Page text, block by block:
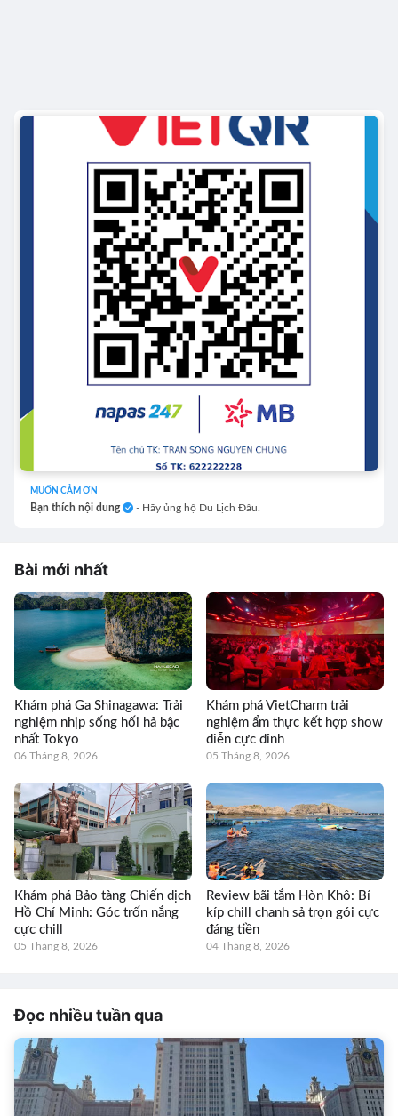
MUỐN CẢM ƠN
Bạn thích nội dung - Hãy ủng hộ Du Lịch Đâu.
Bài mới nhất
Khám phá Ga Shinagawa: Trải
nghiệm nhịp sống hối hả bậc
nhất Tokyo
06 Tháng 8, 2026
Khám phá VietCharm trải
nghiệm ẩm thực kết hợp show
diễn cực đỉnh
05 Tháng 8, 2026
Khám phá Bảo tàng Chiến dịch
Hồ Chí Minh: Góc trốn nắng
cực chill
05 Tháng 8, 2026
Review bãi tắm Hòn Khô: Bí
kíp chill chanh sả trọn gói cực
đáng tiền
04 Tháng 8, 2026
Đọc nhiều tuần qua